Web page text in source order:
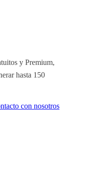
y Premium,
hasta 150
con nosotros